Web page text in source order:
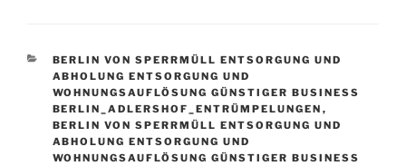
KATEGORIEN
BERLIN VON SPERRMÜLL ENTSORGUNG UND
ABHOLUNG ENTSORGUNG UND
WOHNUNGSAUFLÖSUNG GÜNSTIGER BUSINESS
BERLIN_ADLERSHOF_ENTRÜMPELUNGEN ,
BERLIN VON SPERRMÜLL ENTSORGUNG UND
ABHOLUNG ENTSORGUNG UND
WOHNUNGSAUFLÖSUNG GÜNSTIGER BUSINESS